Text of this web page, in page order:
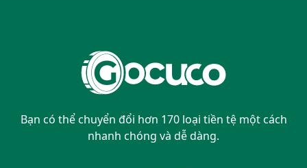
Bạn có thể chuyển đổi hơn 170 loại tiền tệ một cách
nhanh chóng và dễ dàng.